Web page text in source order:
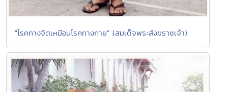
"โรคทางจิตเหมือนโรคทางกาย" (สมเด็จพระสังฆราชเจ้า)